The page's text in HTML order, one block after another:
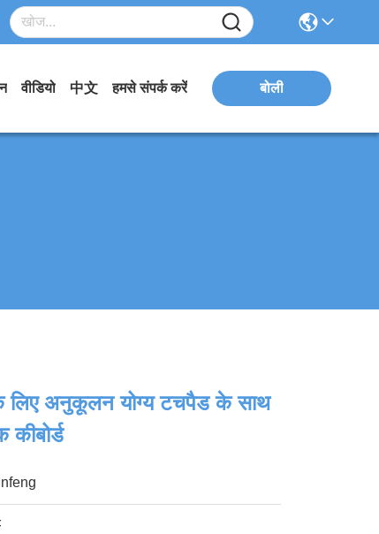
वीडियो 中文 हमसे संपर्क करें बोली
लिए अनुकूलन योग्य टचपैड के साथ
कीबोर्ड